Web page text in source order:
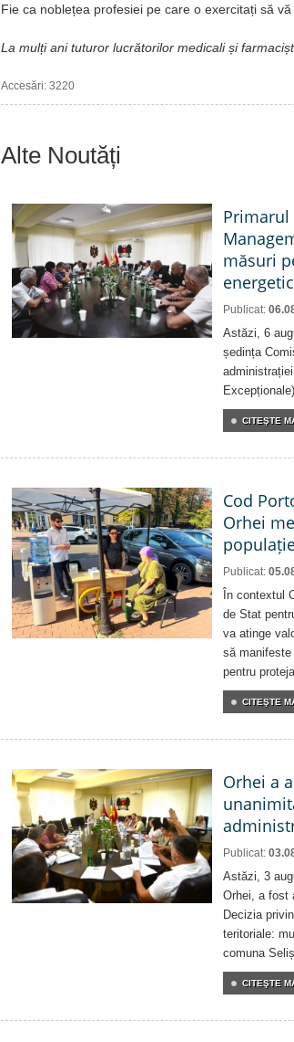
Fie ca noblețea profesiei pe care o exercitați să
La mulți ani tuturor lucrătorilor medicali și
Accesări: 3220
Alte Noutăți
măsuri
Publicat:
Astăzi, 6
ședința
CITEŞTE
Cod
Orhei
Publicat:
În contextul
de Stat
va atinge
să
pentru
CITEŞTE
Orhei a
Publicat:
Astăzi, 3
Orhei, a fost
Decizia
teritoriale:
comuna
CITEŞTE